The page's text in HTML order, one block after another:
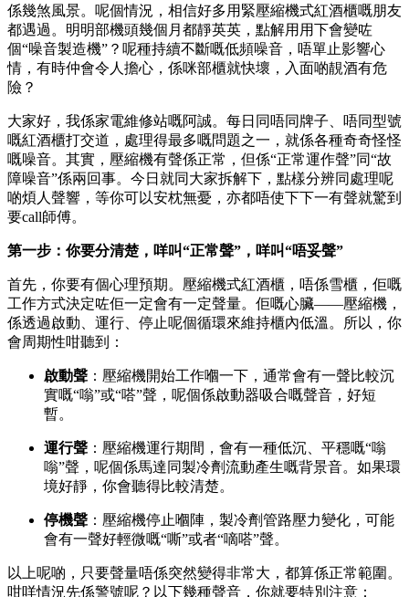
係幾煞風景。呢個情況，相信好多用緊壓縮機式紅酒櫃嘅朋友
都遇過。明明部機頭幾個月都靜英英，點解用用下會變咗
個“噪音製造機”？呢種持續不斷嘅低頻噪音，唔單止影響心
情，有時仲會令人擔心，係咪部櫃就快壞，入面啲靚酒有危
險？
大家好，我係家電維修站嘅阿誠。每日同唔同牌子、唔同型號
嘅紅酒櫃打交道，處理得最多嘅問題之一，就係各種奇奇怪怪
嘅噪音。其實，壓縮機有聲係正常，但係“正常運作聲”同“故
障噪音”係兩回事。今日就同大家拆解下，點樣分辨同處理呢
啲煩人聲響，等你可以安枕無憂，亦都唔使下下一有聲就驚到
要call師傅。
第一步：你要分清楚，咩叫“正常聲”，咩叫“唔妥聲”
首先，你要有個心理預期。壓縮機式紅酒櫃，唔係雪櫃，佢嘅
工作方式決定咗佢一定會有一定聲量。佢嘅心臟——壓縮機，
係透過啟動、運行、停止呢個循環來維持櫃內低溫。所以，你
會周期性咁聽到：
啟動聲 ：壓縮機開始工作嗰一下，通常會有一聲比較沉
實嘅“嗡”或“嗒”聲，呢個係啟動器吸合嘅聲音，好短
暫。
運行聲 ：壓縮機運行期間，會有一種低沉、平穩嘅“嗡
嗡”聲，呢個係馬達同製冷劑流動產生嘅背景音。如果環
境好靜，你會聽得比較清楚。
停機聲 ：壓縮機停止嗰陣，製冷劑管路壓力變化，可能
會有一聲好輕微嘅“嘶”或者“嘀嗒”聲。
以上呢啲，只要聲量唔係突然變得非常大，都算係正常範圍。
咁咩情況先係警號呢？以下幾種聲音，你就要特別注意：